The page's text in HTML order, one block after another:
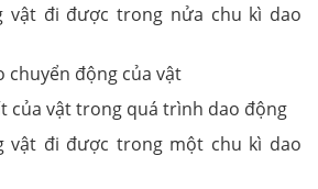
vật đi được trong nửa chu kì dao
chuyển động của vật
của vật trong quá trình dao động
vật đi được trong một chu kì dao